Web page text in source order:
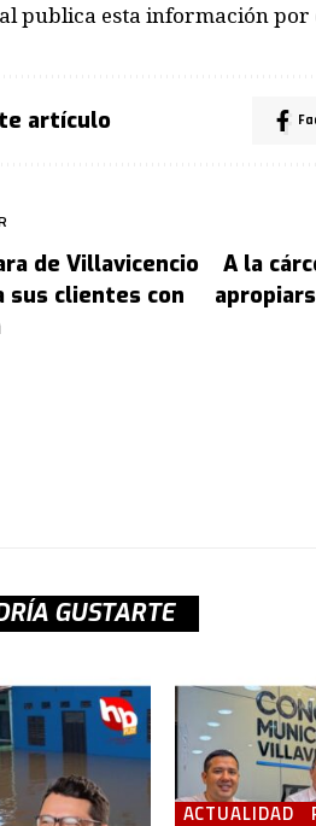
publica esta información
artículo
de Villavicencio
sus clientes con
A la
GUSTARTE
ACTUALIDAD